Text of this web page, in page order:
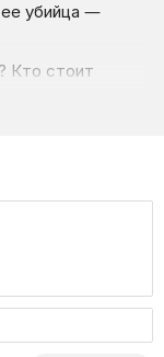
убийца —
Кто стоит